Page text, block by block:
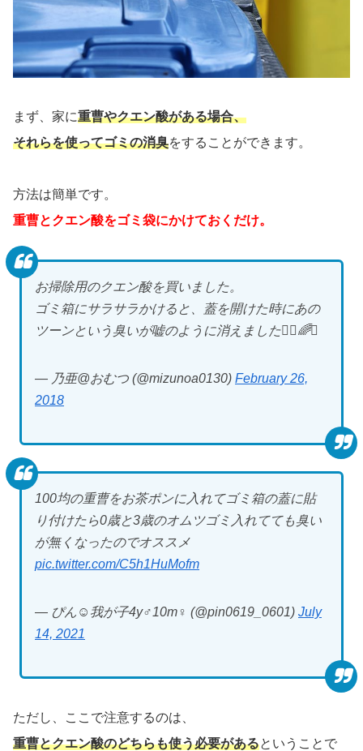
まず、家に重曹やクエン酸がある場合、
それらを使ってゴミの消臭をすることができます。
方法は簡単です。
重曹とクエン酸をゴミ袋にかけておくだけ。
お掃除用のクエン酸を買いました。
ゴミ箱にサラサラかけると、蓋を開けた時にあの
ツーンという臭いが嘘のように消えました🙆‍♀️🌈✨
— 乃亜@おむつ (@mizunoa0130) February 26,
2018
100均の重曹をお茶ポンに入れてゴミ箱の蓋に貼
り付けたら0歳と3歳のオムツゴミ入れてても臭い
が無くなったのでオススメ
pic.twitter.com/C5h1HuMofm
— ぴん☺︎我が子4y♂10m♀ (@pin0619_0601) July
14, 2021
ただし、ここで注意するのは、
重曹とクエン酸のどちらも使う必要があるということで